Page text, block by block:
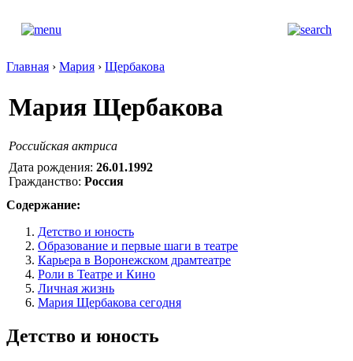
Главная › Мария › Щербакова
Мария Щербакова
Российская актриса
Дата рождения: 26.01.1992
Гражданство: Россия
Содержание:
Детство и юность
Образование и первые шаги в театре
Карьера в Воронежском драмтеатре
Роли в Театре и Кино
Личная жизнь
Мария Щербакова сегодня
Детство и юность